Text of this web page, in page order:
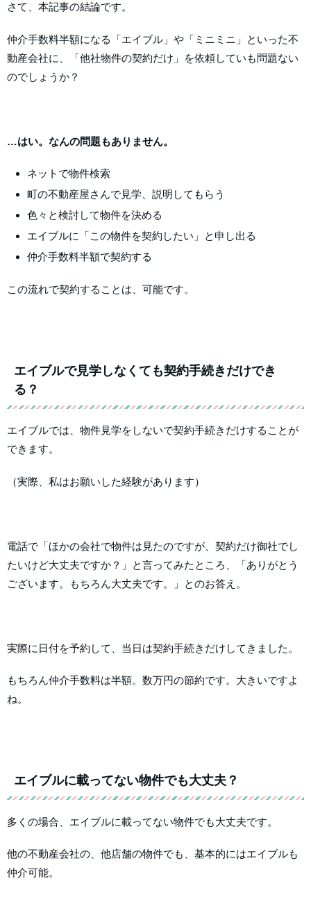
さて、本記事の結論です。
仲介手数料半額になる「エイブル」や「ミニミニ」といった不
動産会社に、「他社物件の契約だけ」を依頼していも問題ない
のでしょうか？
…はい。なんの問題もありません。
ネットで物件検索
町の不動産屋さんで見学、説明してもらう
色々と検討して物件を決める
エイブルに「この物件を契約したい」と申し出る
仲介手数料半額で契約する
この流れで契約することは、可能です。
エイブルで見学しなくても契約手続きだけでき
る？
エイブルでは、物件見学をしないで契約手続きだけすることが
できます。
（実際、私はお願いした経験があります）
電話で「ほかの会社で物件は見たのですが、契約だけ御社でし
たいけど大丈夫ですか？」と言ってみたところ、「ありがとう
ございます。もちろん大丈夫です。」とのお答え。
実際に日付を予約して、当日は契約手続きだけしてきました。
もちろん仲介手数料は半額。数万円の節約です。大きいですよ
ね。
エイブルに載ってない物件でも大丈夫？
多くの場合、エイブルに載ってない物件でも大丈夫です。
他の不動産会社の、他店舗の物件でも、基本的にはエイブルも
仲介可能。